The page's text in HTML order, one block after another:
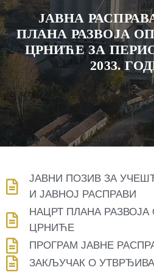
самоуправа
Документа
Инвестиције
Економија
е-
Управа
Писмо
ЈАВНА
ПЛАНА РАЗВОЈА
ЦРНИЋЕ ЗА
2033.
ЈАВНИ ПОЗИВ ЗА
И ЈАВНОЈ РАСПРАВИ
НАЦРТ ПЛАНА
ЦРНИЋЕ
ПРОГРАМ ЈАВНЕ
ЗАКЉУЧАК О